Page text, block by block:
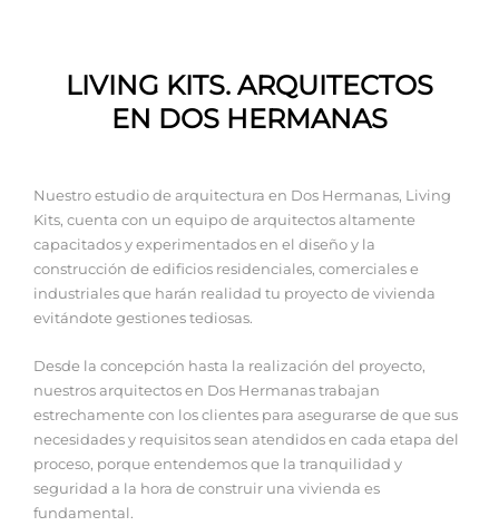
LIVING KITS. ARQUITECTOS
EN DOS HERMANAS
Nuestro estudio de arquitectura en Dos Hermanas, Living
Kits, cuenta con un equipo de arquitectos altamente
capacitados y experimentados en el diseño y la
construcción de edificios residenciales, comerciales e
industriales que harán realidad tu proyecto de vivienda
evitándote gestiones tediosas.
Desde la concepción hasta la realización del proyecto,
nuestros arquitectos en Dos Hermanas trabajan
estrechamente con los clientes para asegurarse de que sus
necesidades y requisitos sean atendidos en cada etapa del
proceso, porque entendemos que la tranquilidad y
seguridad a la hora de construir una vivienda es
fundamental.